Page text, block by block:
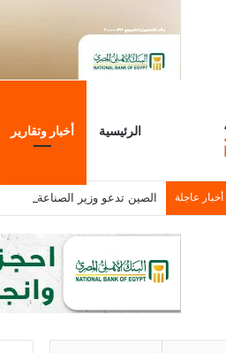
الرئيسية أخبار وتقارير
أخبار عاجلة الصين تدعو وزير الصناعة